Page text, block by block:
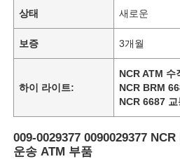
상태 새로운
보증 3개월
하이 라이트:
NCR ATM 수
NCR BRM
NCR 6687
009-0029377 0090029377
운송 ATM 부품